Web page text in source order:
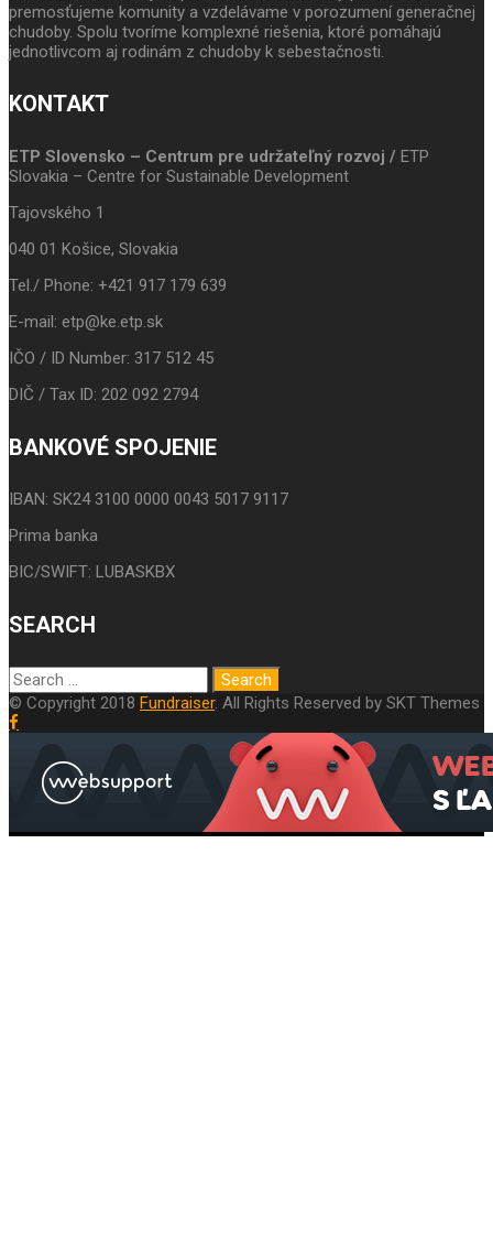
premosťujeme komunity a vzdelávame v porozumení generačnej
chudoby. Spolu tvoríme komplexné riešenia, ktoré pomáhajú
jednotlivcom aj rodinám z chudoby k sebestačnosti.
KONTAKT
ETP Slovensko – Centrum pre udržateľný rozvoj / ETP
Slovakia – Centre for Sustainable Development
Tajovského 1
040 01 Košice, Slovakia
Tel./ Phone: +421 917 179 639
E-mail: etp@ke.etp.sk
IČO / ID Number: 317 512 45
DIČ / Tax ID: 202 092 2794
BANKOVÉ SPOJENIE
IBAN: SK24 3100 0000 0043 5017 9117
Prima banka
BIC/SWIFT: LUBASKBX
SEARCH
© Copyright 2018 Fundraiser. All Rights Reserved by SKT Themes